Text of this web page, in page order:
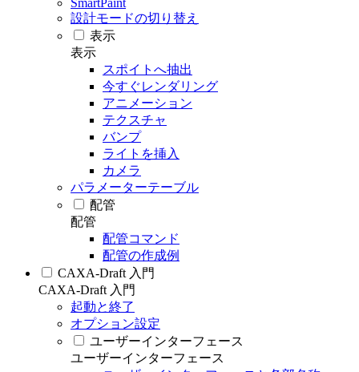
SmartPaint
設計モードの切り替え
表示
表示
スポイトへ抽出
今すぐレンダリング
アニメーション
テクスチャ
バンプ
ライトを挿入
カメラ
パラメーターテーブル
配管
配管
配管コマンド
配管の作成例
CAXA-Draft 入門
CAXA-Draft 入門
起動と終了
オプション設定
ユーザーインターフェース
ユーザーインターフェース